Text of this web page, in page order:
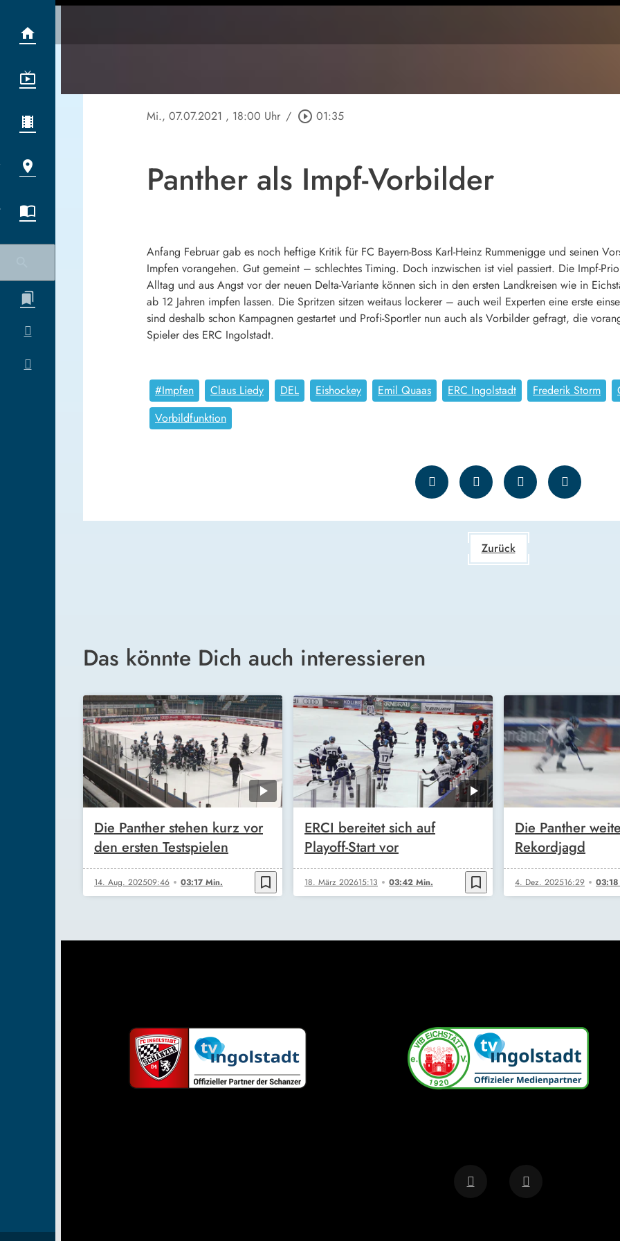
Mi., 07.07.2021 , 18:00 Uhr / play_circle_outline 01:35
Panther als Impf-Vorbilder
Anfang Februar gab es noch heftige Kritik für FC Bayern-Boss Karl-Heinz Rummenigge und seinen
Impfen vorangehen. Gut gemeint – schlechtes Timing. Doch inzwischen ist viel passiert. Die Impf-
Alltag und aus Angst vor der neuen Delta-Variante können sich in den ersten Landkreisen wie in
ab 12 Jahren impfen lassen. Die Spritzen sitzen weitaus lockerer – auch weil Experten eine erste
sind deshalb schon Kampagnen gestartet und Profi-Sportler nun auch als Vorbilder gefragt, die
Spieler des ERC Ingolstadt.
#Impfen Claus Liedy DEL Eishockey Emil Quaas ERC Ingolstadt Frederik Storm
Vorbildfunktion
Zurück
Das könnte Dich auch interessieren
Die Panther stehen kurz vor
den ersten Testspielen
14. Aug. 202509:46 03:17 Min. bookmark_border
ERCI bereitet sich auf
Playoff-Start vor
18. März 202615:13 03:42 Min. bookmark_border
Die Panther
Rekordjagd
4. Dez. 202516:29